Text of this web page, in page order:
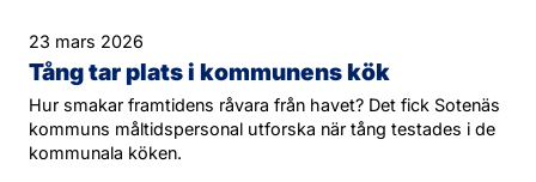
23 mars 2026
Tång tar plats i kommunens kök
Hur smakar framtidens råvara från havet? Det fick Sotenäs
kommuns måltidspersonal utforska när tång testades i de
kommunala köken.